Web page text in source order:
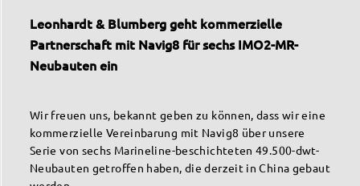
Leonhardt & Blumberg geht kommerzielle
Partnerschaft mit Navig8 für sechs IMO2-MR-
Neubauten ein
Wir freuen uns, bekannt geben zu können, dass wir eine
kommerzielle Vereinbarung mit Navig8 über unsere
Serie von sechs Marineline-beschichteten 49.500-dwt-
Neubauten getroffen haben, die derzeit in China gebaut